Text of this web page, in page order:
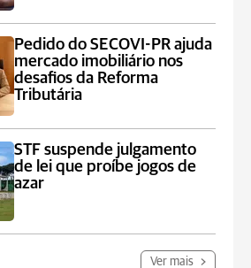
Pedido do SECOVI-PR ajuda
mercado imobiliário nos
desafios da Reforma
Tributária
STF suspende julgamento
de lei que proíbe jogos de
azar
Ver mais